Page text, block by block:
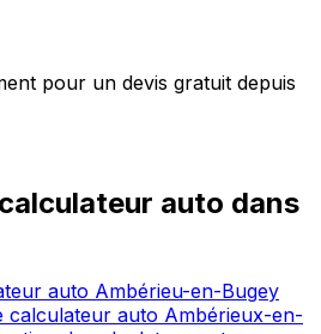
pour un devis gratuit depuis
auto dans
auto Ambérieu-en-Bugey
calculateur auto Ambérieux-en-